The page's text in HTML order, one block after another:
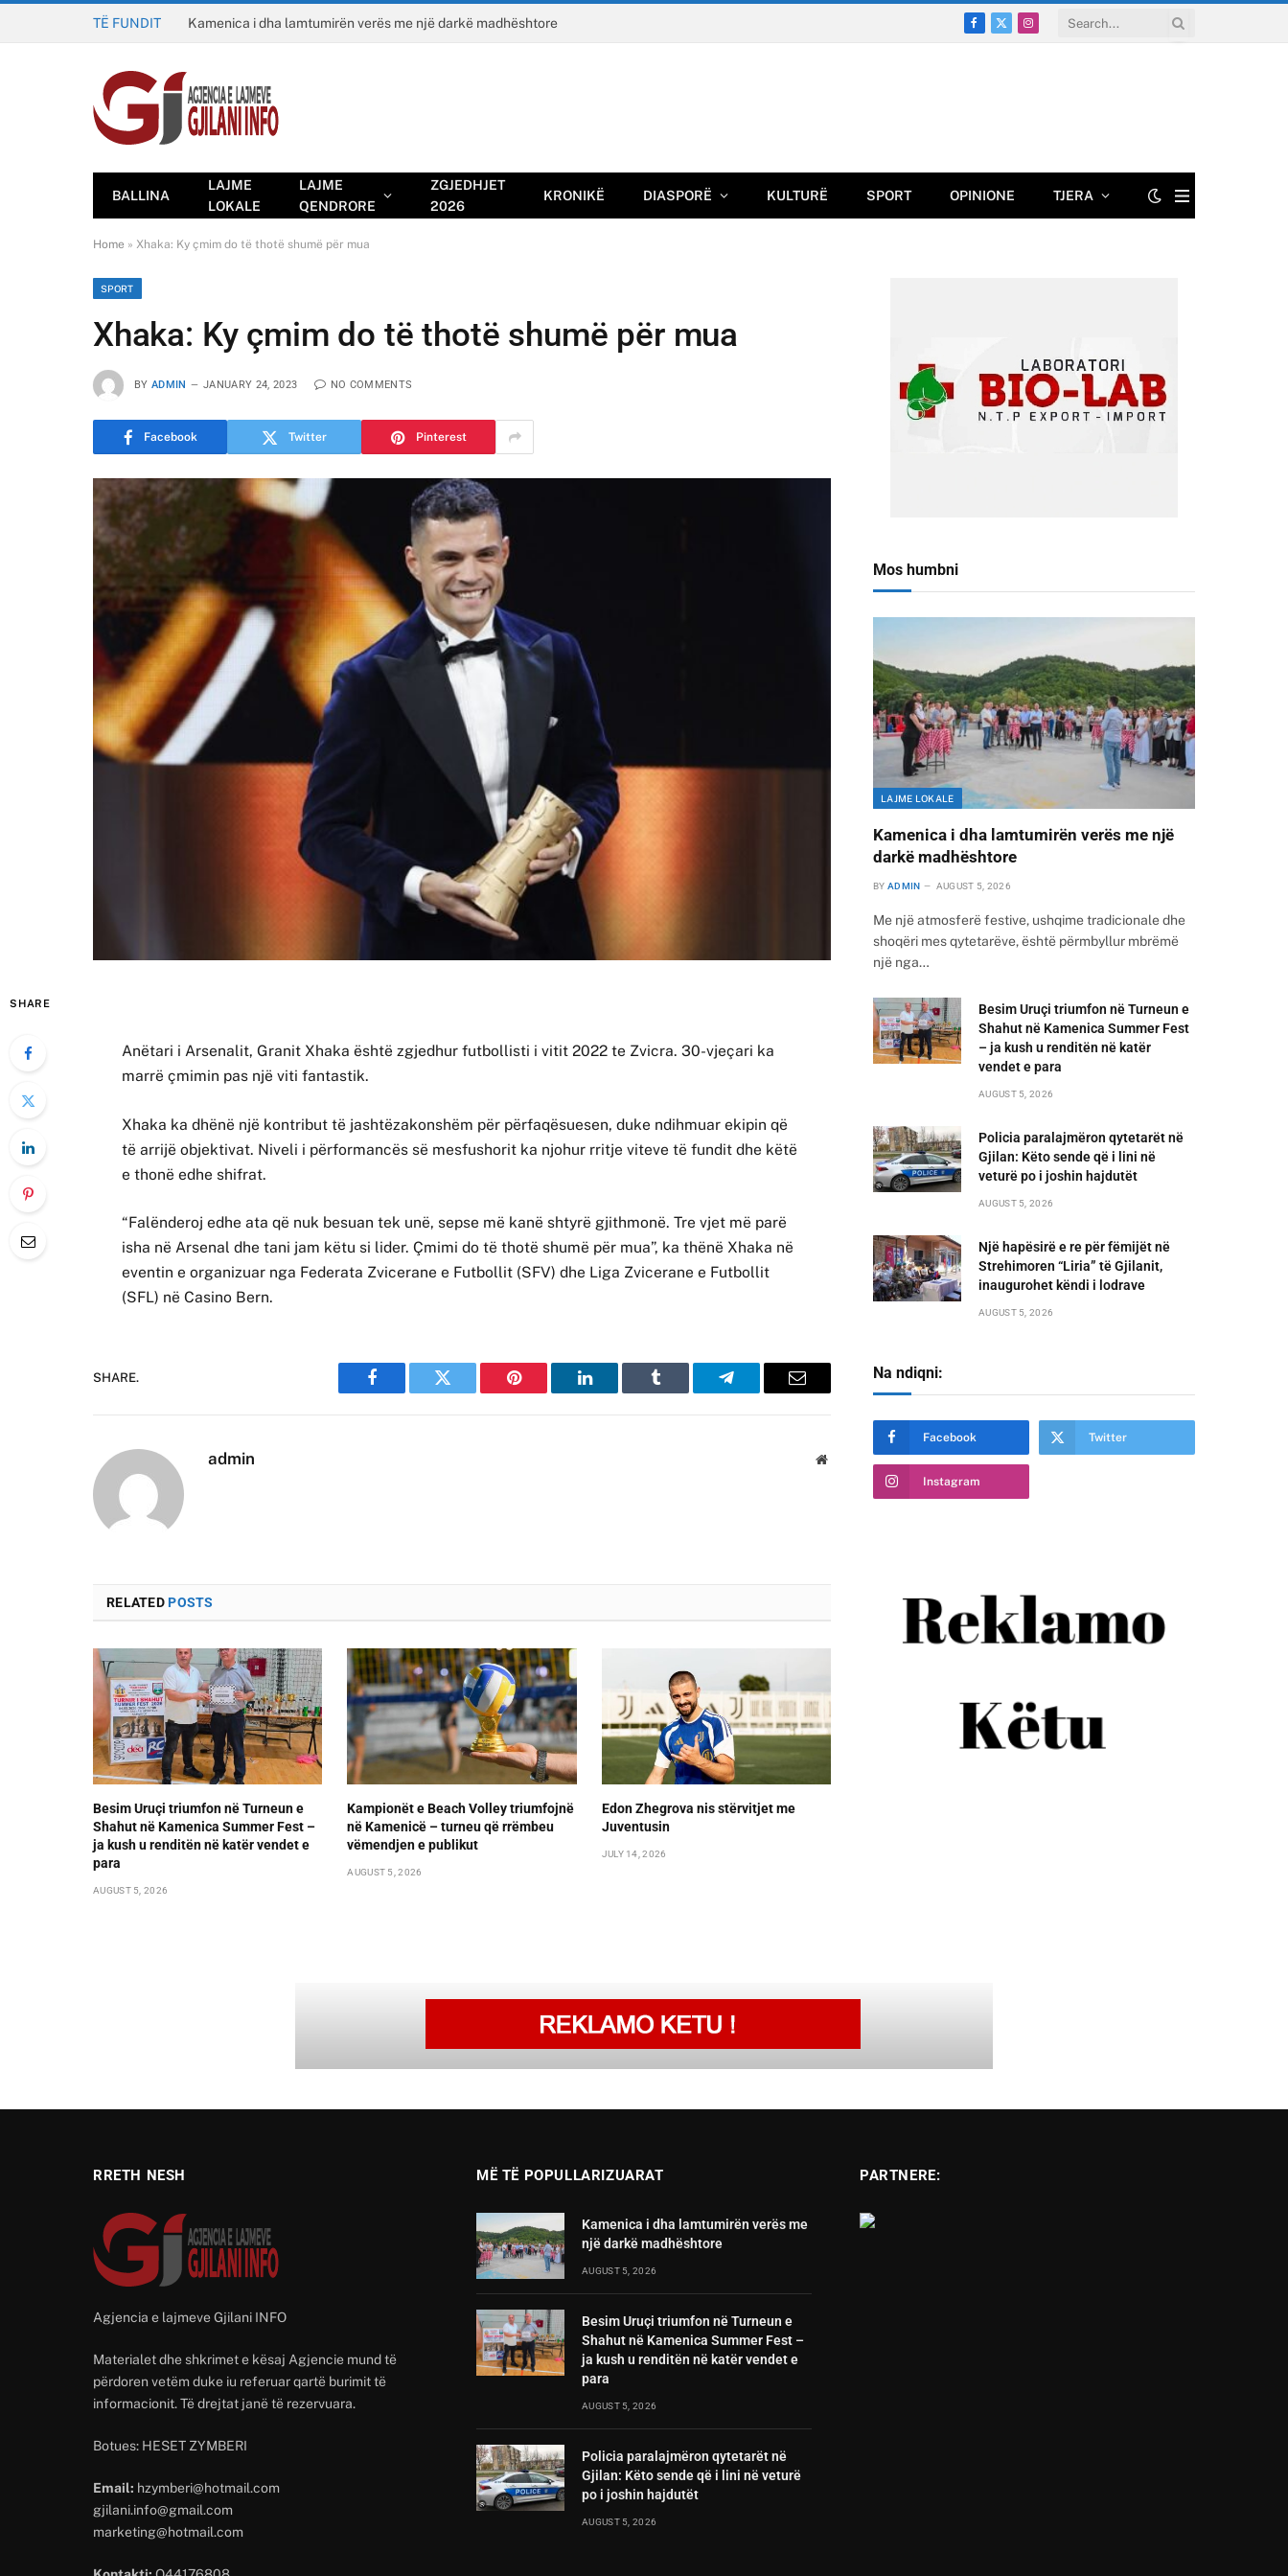
TË FUNDIT Kamenica i dha lamtumirën verës me një darkë madhështore
Facebook
X
Instagram
BALLINA
LAJME
LOKALE
LAJME
QENDRORE
ZGJEDHJET
2026
KRONIKË DIASPORË KULTURË SPORT OPINIONE TJERA
Home » Xhaka: Ky çmim do të thotë shumë për mua
SPORT
Xhaka: Ky çmim do të thotë shumë për mua
BY ADMIN JANUARY 24, 2023 NO COMMENTS
Facebook Twitter Pinterest
SHARE
Anëtari i Arsenalit, Granit Xhaka është zgjedhur futbollisti i vitit 2022 te Zvicra. 30-vjeçari ka
marrë çmimin pas një viti fantastik.
Xhaka ka dhënë një kontribut të jashtëzakonshëm për përfaqësuesen, duke ndihmuar ekipin që
të arrijë objektivat. Niveli i përformancës së mesfushorit ka njohur rritje viteve të fundit dhe këtë
e thonë edhe shifrat.
“Falënderoj edhe ata që nuk besuan tek unë, sepse më kanë shtyrë gjithmonë. Tre vjet më parë
isha në Arsenal dhe tani jam këtu si lider. Çmimi do të thotë shumë për mua”, ka thënë Xhaka në
eventin e organizuar nga Federata Zvicerane e Futbollit (SFV) dhe Liga Zvicerane e Futbollit
(SFL) në Casino Bern.
SHARE.
Facebook Twitter Pinterest LinkedIn Tumblr Telegram Email
admin Website
RELATEDPOSTS
Besim Uruçi triumfon në Turneun e
Shahut në Kamenica Summer Fest –
ja kush u renditën në katër vendet e
para
AUGUST 5, 2026
Kampionët e Beach Volley triumfojnë
në Kamenicë – turneu që rrëmbeu
vëmendjen e publikut
AUGUST 5, 2026
Edon Zhegrova nis stërvitjet me
Juventusin
JULY 14, 2026
Mos humbni
LAJME LOKALE
Kamenica i dha lamtumirën verës me një
darkë madhështore
BY ADMIN AUGUST 5, 2026
Me një atmosferë festive, ushqime tradicionale dhe
shoqëri mes qytetarëve, është përmbyllur mbrëmë
një nga…
Besim Uruçi triumfon në Turneun e
Shahut në Kamenica Summer Fest
– ja kush u renditën në katër
vendet e para
AUGUST 5, 2026
Policia paralajmëron qytetarët në
Gjilan: Këto sende që i lini në
veturë po i joshin hajdutët
AUGUST 5, 2026
Një hapësirë e re për fëmijët në
Strehimoren “Liria” të Gjilanit,
inaugurohet këndi i lodrave
AUGUST 5, 2026
Na ndiqni:
Facebook Twitter
Instagram
RRETH NESH
Agjencia e lajmeve Gjilani INFO
Materialet dhe shkrimet e kësaj Agjencie mund të
përdoren vetëm duke iu referuar qartë burimit të
informacionit. Të drejtat janë të rezervuara.
Botues: HESET ZYMBERI
Email: hzymberi@hotmail.com
gjilani.info@gmail.com
marketing@hotmail.com
MË TË POPULLARIZUARAT
Kamenica i dha lamtumirën verës me
një darkë madhështore
AUGUST 5, 2026
Besim Uruçi triumfon në Turneun e
Shahut në Kamenica Summer Fest –
ja kush u renditën në katër vendet e
para
AUGUST 5, 2026
Policia paralajmëron qytetarët në
Gjilan: Këto sende që i lini në veturë
po i joshin hajdutët
AUGUST 5, 2026
PARTNERE: